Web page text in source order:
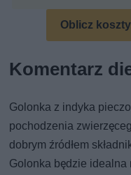
Oblicz
Komentarz
Golonka z indyka
pochodzenia
dobrym źródłem
Golonka będzie